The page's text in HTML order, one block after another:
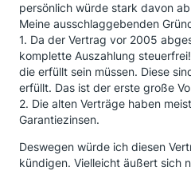
persönlich würde stark davon
Meine ausschlaggebenden
1. Da der Vertrag vor 2005
komplette Auszahlung
die erfüllt sein müssen. Diese
erfüllt. Das ist der erste große
2. Die alten Verträge haben
Garantiezinsen.
Deswegen würde ich diesen
kündigen. Vielleicht äußert sich